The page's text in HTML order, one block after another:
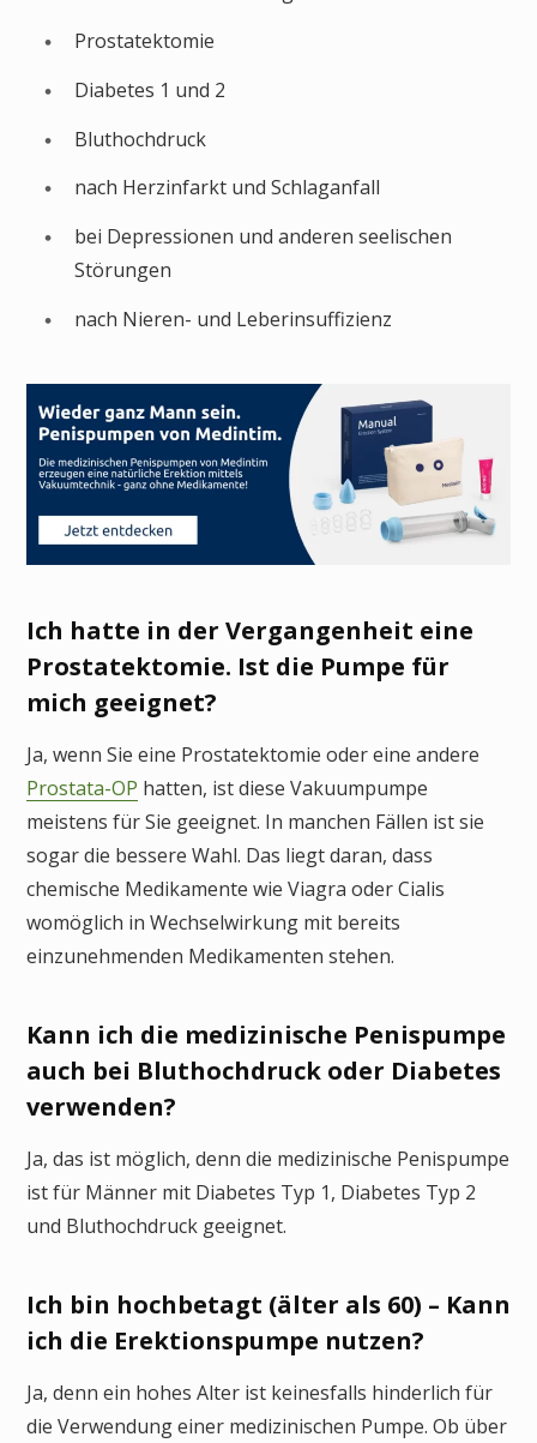
Prostatektomie
Diabetes 1 und 2
Bluthochdruck
nach Herzinfarkt und Schlaganfall
bei Depressionen und anderen seelischen
Störungen
nach Nieren- und Leberinsuffizienz
Ich hatte in der Vergangenheit eine
Prostatektomie. Ist die Pumpe für
mich geeignet?
Ja, wenn Sie eine Prostatektomie oder eine andere
Prostata-OP hatten, ist diese Vakuumpumpe
meistens für Sie geeignet. In manchen Fällen ist sie
sogar die bessere Wahl. Das liegt daran, dass
chemische Medikamente wie Viagra oder Cialis
womöglich in Wechselwirkung mit bereits
einzunehmenden Medikamenten stehen.
Kann ich die medizinische Penispumpe
auch bei Bluthochdruck oder Diabetes
verwenden?
Ja, das ist möglich, denn die medizinische Penispumpe
ist für Männer mit Diabetes Typ 1, Diabetes Typ 2
und Bluthochdruck geeignet.
Ich bin hochbetagt (älter als 60) – Kann
ich die Erektionspumpe nutzen?
Ja, denn ein hohes Alter ist keinesfalls hinderlich für
die Verwendung einer medizinischen Pumpe. Ob über